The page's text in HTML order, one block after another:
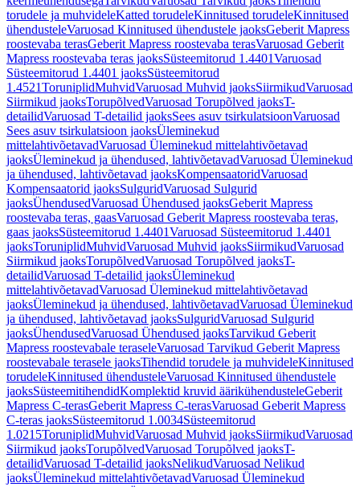
torudele ja muhvideleKatted torudeleKinnitused torudeleKinnitused
ühendusteleVaruosad Kinnitused ühendustele jaoksGeberit Mapress
roostevaba terasGeberit Mapress roostevaba terasVaruosad Geberit
Mapress roostevaba teras jaoksSüsteemitorud 1.4401Varuosad
Süsteemitorud 1.4401 jaoksSüsteemitorud
1.4521ToruniplidMuhvidVaruosad Muhvid jaoksSiirmikudVaruosad
Siirmikud jaoksTorupõlvedVaruosad Torupõlved jaoksT-
detailidVaruosad T-detailid jaoksSees asuv tsirkulatsioonVaruosad
Sees asuv tsirkulatsioon jaoksÜleminekud
mittelahtivõetavadVaruosad Üleminekud mittelahtivõetavad
jaoksÜleminekud ja ühendused, lahtivõetavadVaruosad Üleminekud
ja ühendused, lahtivõetavad jaoksKompensaatoridVaruosad
Kompensaatorid jaoksSulguridVaruosad Sulgurid
jaoksÜhendusedVaruosad Ühendused jaoksGeberit Mapress
roostevaba teras, gaasVaruosad Geberit Mapress roostevaba teras,
gaas jaoksSüsteemitorud 1.4401Varuosad Süsteemitorud 1.4401
jaoksToruniplidMuhvidVaruosad Muhvid jaoksSiirmikudVaruosad
Siirmikud jaoksTorupõlvedVaruosad Torupõlved jaoksT-
detailidVaruosad T-detailid jaoksÜleminekud
mittelahtivõetavadVaruosad Üleminekud mittelahtivõetavad
jaoksÜleminekud ja ühendused, lahtivõetavadVaruosad Üleminekud
ja ühendused, lahtivõetavad jaoksSulguridVaruosad Sulgurid
jaoksÜhendusedVaruosad Ühendused jaoksTarvikud Geberit
Mapress roostevabale teraseleVaruosad Tarvikud Geberit Mapress
roostevabale terasele jaoksTihendid torudele ja muhvideleKinnitused
torudeleKinnitused ühendusteleVaruosad Kinnitused ühendustele
jaoksSüsteemitihendidKomplektid kruvid äärikühendusteleGeberit
Mapress C-terasGeberit Mapress C-terasVaruosad Geberit Mapress
C-teras jaoksSüsteemitorud 1.0034Süsteemitorud
1.0215ToruniplidMuhvidVaruosad Muhvid jaoksSiirmikudVaruosad
Siirmikud jaoksTorupõlvedVaruosad Torupõlved jaoksT-
detailidVaruosad T-detailid jaoksNelikudVaruosad Nelikud
jaoksÜleminekud mittelahtivõetavadVaruosad Üleminekud